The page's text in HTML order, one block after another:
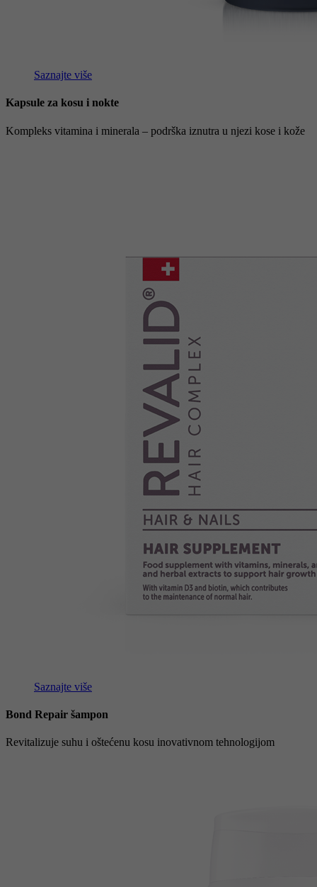
Saznajte više
Kapsule za kosu i nokte
Kompleks vitamina i minerala – podrška iznutra u njezi kose i kože
Saznajte više
Bond Repair šampon
Revitalizuje suhu i oštećenu kosu inovativnom tehnologijom